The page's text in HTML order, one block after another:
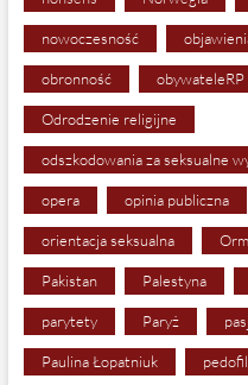
nowoczesność
obronność obywateleRP
Odrodzenie religijne
odszkodowania za seksualne
opera opinia publiczna
orientacja seksualna
Pakistan Palestyna
parytety Paryż
Paulina Łopatniuk